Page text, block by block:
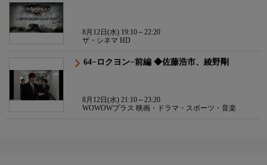
8月12日(水) 19:10～22:20
ザ・シネマ HD
64−ロクヨン−前編 ◆佐藤浩市、綾野剛
8月12日(水) 21:10～23:20
WOWOWプラス 映画・ドラマ・スポーツ・音楽